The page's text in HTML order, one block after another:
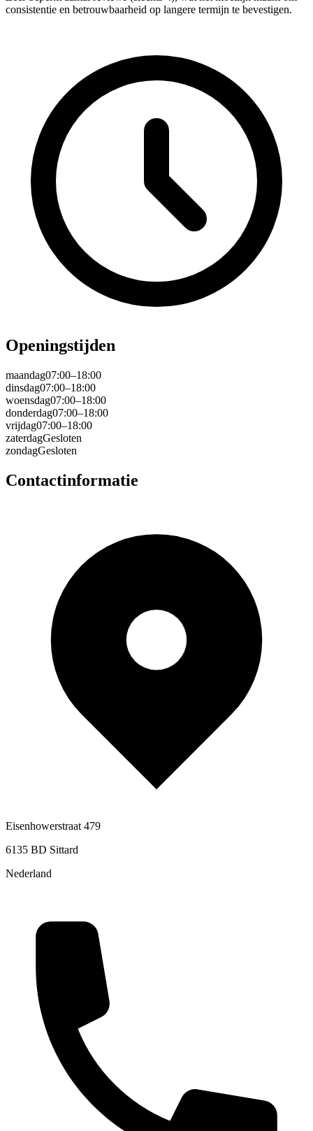
consistentie en betrouwbaarheid op langere termijn te bevestigen.
Openingstijden
maandag07:00–18:00
dinsdag07:00–18:00
woensdag07:00–18:00
donderdag07:00–18:00
vrijdag07:00–18:00
zaterdagGesloten
zondagGesloten
Contactinformatie
Eisenhowerstraat 479
6135 BD Sittard
Nederland